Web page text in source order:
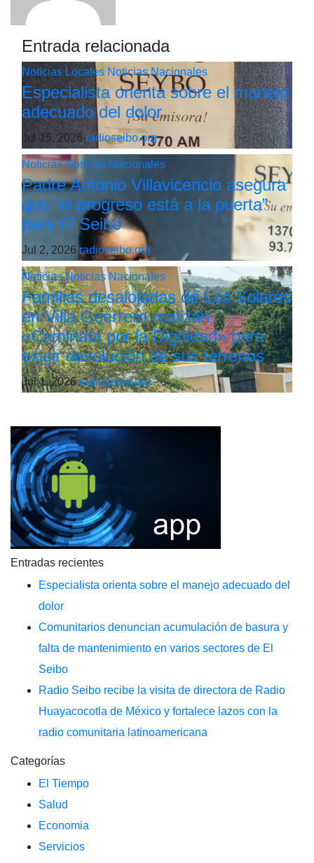
Entrada relacionada
Noticias Locales Noticias Nacionales
Especialista orienta sobre el manejo
adecuado del dolor
Jul 15, 2026radioseibo.org
NoticiasNoticias Nacionales
Padre Antonio Villavicencio asegura
que “el progreso está a la puerta”
para El Seibo
Jul 2, 2026 radioseibo.org
NoticiasNoticias Nacionales
Familias desalojadas de Los Solares
en Villa Guerrero realizan
«Caminata por la Dignidad» para
exigir devolución de sus terrenos
Jul 1, 2026radioseibo.org
Entradas recientes
Especialista orienta sobre el manejo adecuado del
dolor
Comunitarios denuncian acumulación de basura y
falta de mantenimiento en varios sectores de El
Seibo
Radio Seibo recibe la visita de directora de Radio
Huayacocotla de México y fortalece lazos con la
radio comunitaria latinoamericana
Categorías
El Tiempo
Salud
Economia
Servicios